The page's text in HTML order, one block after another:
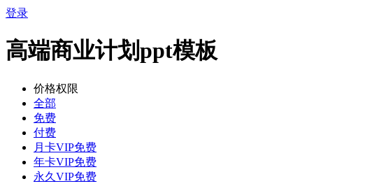
登录
高端商业计划ppt模板
价格权限
全部
免费
付费
月卡VIP免费
年卡VIP免费
永久VIP免费